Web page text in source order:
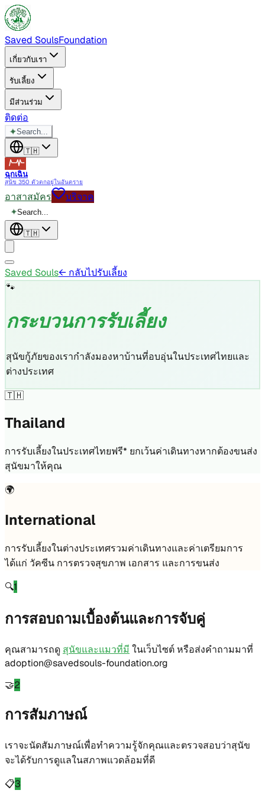
Saved SoulsFoundation
เกี่ยวกับเรา
รับเลี้ยง
มีส่วนร่วม
ติดต่อ
✦Search...
🇹🇭
ฉุกเฉิน
สุนัข 350 ตัวตกอยู่ในอันตราย
อาสาสมัคร บริจาค
✦Search...
🇹🇭
Saved Souls← กลับไปรับเลี้ยง
🐾
กระบวนการรับเลี้ยง
สุนัขกู้ภัยของเรากำลังมองหาบ้านที่อบอุ่นในประเทศไทยและ
ต่างประเทศ
🇹🇭
Thailand
การรับเลี้ยงในประเทศไทยฟรี* ยกเว้นค่าเดินทางหากต้องขนส่ง
สุนัขมาให้คุณ
🌍
International
การรับเลี้ยงในต่างประเทศรวมค่าเดินทางและค่าเตรียมการ
ได้แก่ วัคซีน การตรวจสุขภาพ เอกสาร และการขนส่ง
🔍1
การสอบถามเบื้องต้นและการจับคู่
คุณสามารถดู สุนัขและแมวที่มี ในเว็บไซต์ หรือส่งคำถามมาที่
adoption@savedsouls-foundation.org
🤝2
การสัมภาษณ์
เราจะนัดสัมภาษณ์เพื่อทำความรู้จักคุณและตรวจสอบว่าสุนัข
จะได้รับการดูแลในสภาพแวดล้อมที่ดี
📋3